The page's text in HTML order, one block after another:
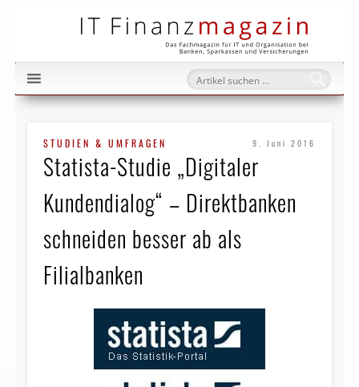
STUDIEN & UMFRAGEN 9. Juni 2016
Statista-Studie „Digitaler
Kundendialog“ – Direktbanken
schneiden besser ab als
Filialbanken